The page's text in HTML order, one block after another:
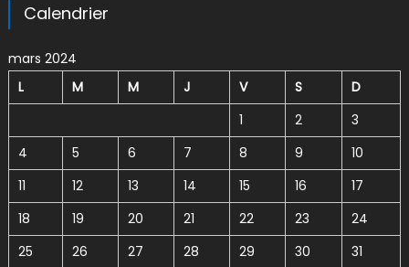
Calendrier
mars 2024
L
M M J V S
D
1
2
3
4
5 6 7 8 9
10
11
12 13 14 15 16
17
18
19 20 21 22 23
24
25
26 27 28 29 30 31